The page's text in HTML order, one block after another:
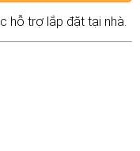
hỗ trợ lắp đặt tại nhà.